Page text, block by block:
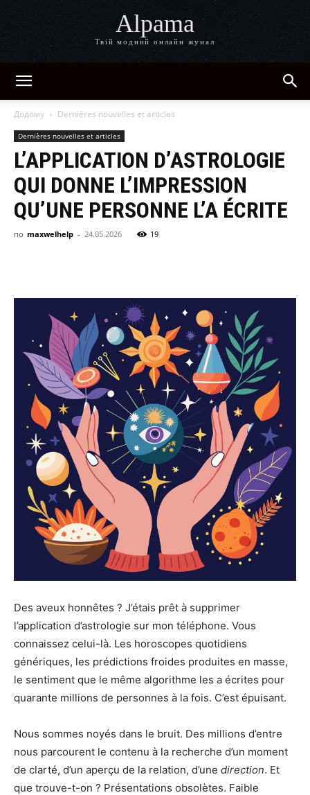
Alpama
Твій модний онлайн жунал
Додому Dernières nouvelles et articles
Dernières nouvelles et articles
L’APPLICATION D’ASTROLOGIE
QUI DONNE L’IMPRESSION
QU’UNE PERSONNE L’A ÉCRITE
по maxwelhelp - 24.05.2026 19
Des aveux honnêtes ? J’étais prêt à supprimer
l’application d’astrologie sur mon téléphone. Vous
connaissez celui-là. Les horoscopes quotidiens
génériques, les prédictions froides produites en masse,
le sentiment que le même algorithme les a écrites pour
quarante millions de personnes à la fois. C’est épuisant.
Nous sommes noyés dans le bruit. Des millions d’entre
nous parcourent le contenu à la recherche d’un moment
de clarté, d’un aperçu de la relation, d’une direction. Et
que trouve-t-on ? Présentations obsolètes. Faible